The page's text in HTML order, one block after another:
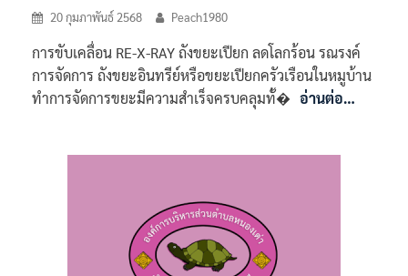
20 กุมภาพันธ์ 2568 Peach1980
การขับเคลื่อน RE-X-RAY ถังขยะเปียก ลดโลกร้อน รณรงค์
การจัดการ ถังขยะอินทรีย์หรือขยะเปียกครัวเรือนในหมูบ้าน
ทำการจัดการขยะมีความสำเร็จครบคลุมทั้� อ่านต่อ…